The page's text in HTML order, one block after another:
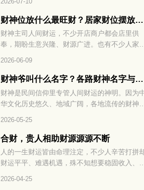
气场。那生肖属蛇的朋友，办公座位适合朝哪
方向，整体空间该怎么布置？下面一起来看看
财神位放什么最旺财？居家财位摆放技巧分享
财神主司人间财运，不少开店商户都会店里供
奉，期盼生意兴隆、财源广进。也有不少人家
2026-06-09
财神爷叫什么名字？各路财神名字与来历大全
财神是民间信仰里专管人间财运的神明。因为
华文化历史悠久、地域广阔，各地流传的财神
来历与寓意。
2026-05-25
合财，贵人相助财源源源不断
人的一生财运皆由命理注定，不少人辛苦打拼
财运平平、难遇机遇，殊不知想要稳固收入、
2026-04-25